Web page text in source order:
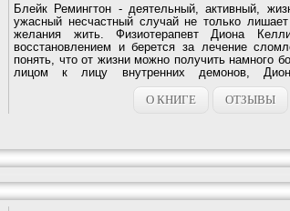
Блейк Ремингтон - деятельный, активный,
ужасный несчастный случай не только
желания жить. Физиотерапевт Диона
восстановлением и берется за лечение
понять, что от жизни можно получить намного
лицом к лицу внутренних демонов,
О КНИГЕ
ОТЗЫВЫ